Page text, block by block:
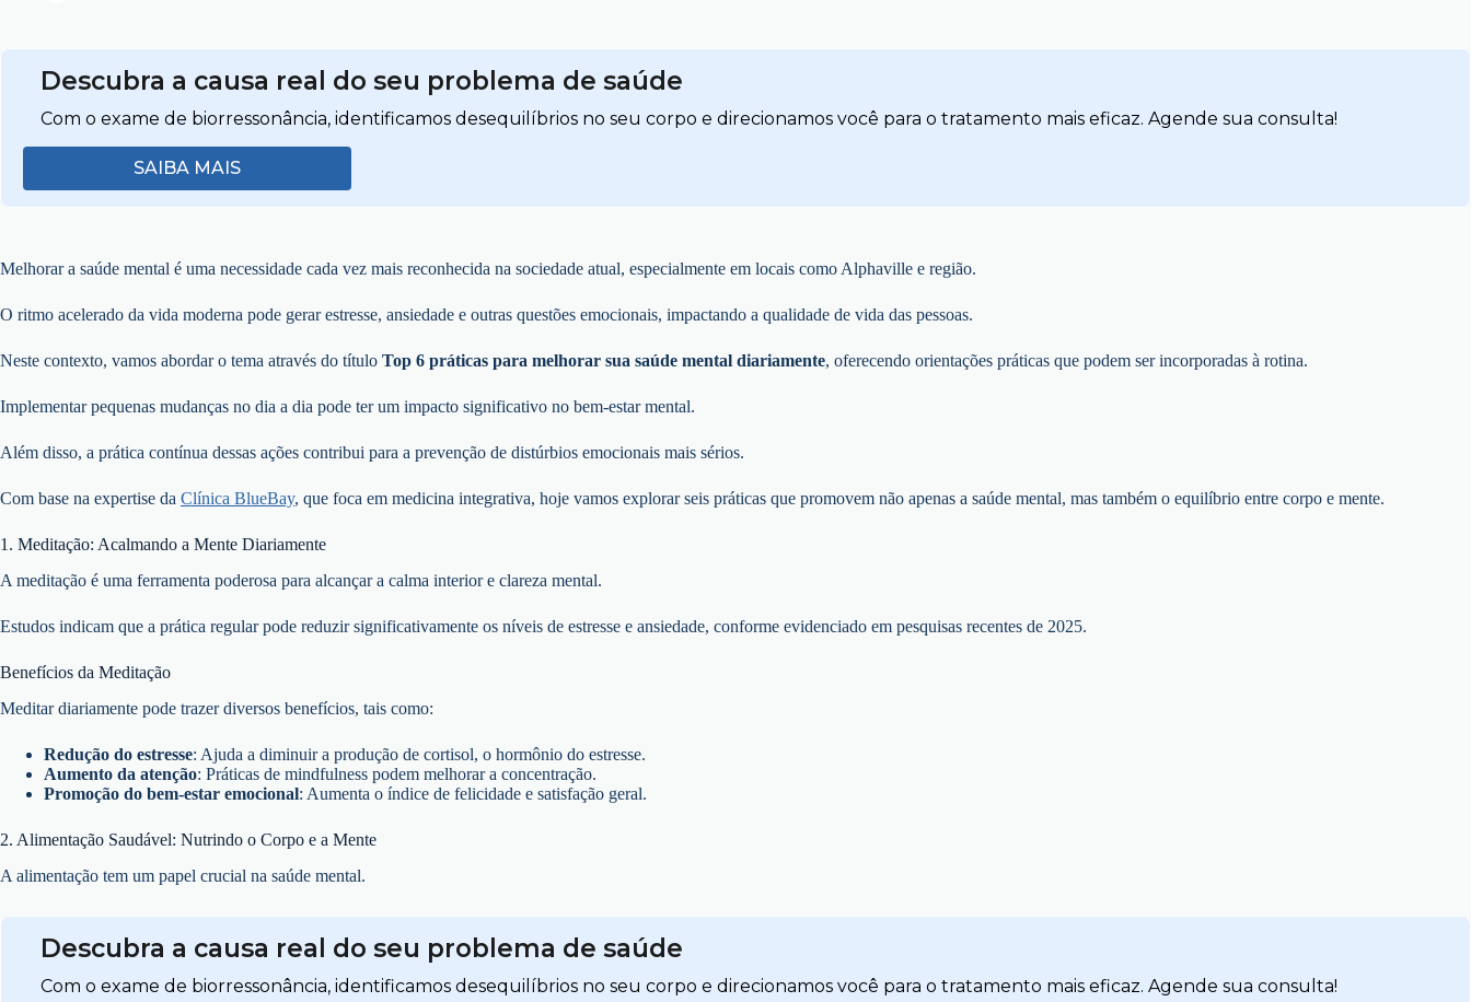
Descubra a causa real do seu problema de saúde
Com o exame de biorressonância, identificamos desequilíbrios no seu corpo e direcionamos você para o tratamento mais eficaz. Agende sua consulta!
SAIBA MAIS
Melhorar a saúde mental é uma necessidade cada vez mais reconhecida na sociedade atual, especialmente em locais como Alphaville e região.
O ritmo acelerado da vida moderna pode gerar estresse, ansiedade e outras questões emocionais, impactando a qualidade de vida das pessoas.
Neste contexto, vamos abordar o tema através do título Top 6 práticas para melhorar sua saúde mental diariamente, oferecendo orientações práticas que podem ser incorporadas à rotina.
Implementar pequenas mudanças no dia a dia pode ter um impacto significativo no bem-estar mental.
Além disso, a prática contínua dessas ações contribui para a prevenção de distúrbios emocionais mais sérios.
Com base na expertise da Clínica BlueBay, que foca em medicina integrativa, hoje vamos explorar seis práticas que promovem não apenas a saúde mental, mas também o equilíbrio entre corpo e mente.
1. Meditação: Acalmando a Mente Diariamente
A meditação é uma ferramenta poderosa para alcançar a calma interior e clareza mental.
Estudos indicam que a prática regular pode reduzir significativamente os níveis de estresse e ansiedade, conforme evidenciado em pesquisas recentes de 2025.
Benefícios da Meditação
Meditar diariamente pode trazer diversos benefícios, tais como:
Redução do estresse: Ajuda a diminuir a produção de cortisol, o hormônio do estresse.
Aumento da atenção: Práticas de mindfulness podem melhorar a concentração.
Promoção do bem-estar emocional: Aumenta o índice de felicidade e satisfação geral.
2. Alimentação Saudável: Nutrindo o Corpo e a Mente
A alimentação tem um papel crucial na saúde mental.
Descubra a causa real do seu problema de saúde
Com o exame de biorressonância, identificamos desequilíbrios no seu corpo e direcionamos você para o tratamento mais eficaz. Agende sua consulta!